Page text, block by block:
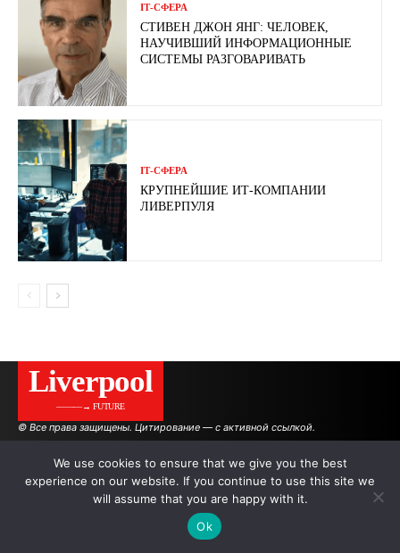
ІТ-СФЕРА
СТИВЕН ДЖОН ЯНГ: ЧЕЛОВЕК,
НАУЧИВШИЙ ИНФОРМАЦИОННЫЕ
СИСТЕМЫ РАЗГОВАРИВАТЬ
ІТ-СФЕРА
КРУПНЕЙШИЕ ИТ-КОМПАНИИ
ЛИВЕРПУЛЯ
Liverpool
———→ FUTURE
© Все права защищены. Цитирование — с активной ссылкой.
АВТОРЫ РЕКЛАМА НА САЙТЕ
We use cookies to ensure that we give you the best
experience on our website. If you continue to use this site we
will assume that you are happy with it.
Ok